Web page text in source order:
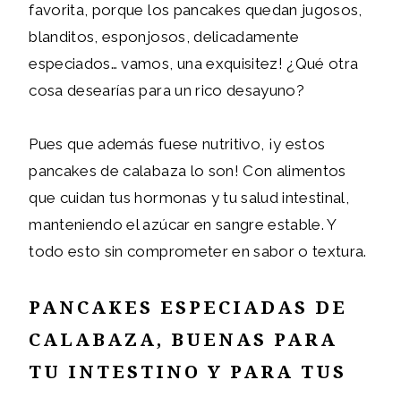
favorita, porque los pancakes quedan jugosos,
blanditos, esponjosos, delicadamente
especiados… vamos, una exquisitez! ¿Qué otra
cosa desearías para un rico desayuno?
Pues que además fuese nutritivo, ¡y estos
pancakes de calabaza lo son! Con alimentos
que cuidan tus hormonas y tu salud intestinal,
manteniendo el azúcar en sangre estable. Y
todo esto sin comprometer en sabor o textura.
PANCAKES ESPECIADAS DE
CALABAZA, BUENAS PARA
TU INTESTINO Y PARA TUS